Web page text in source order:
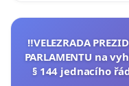
‼️VELEZRADA
PARLAMENTU na
§ 144 jednacího